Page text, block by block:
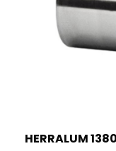
HERRALUM